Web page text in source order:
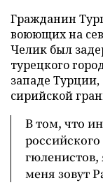
Гражданин
воюющих на
Челик был
турецкого
западе Турции,
сирийской
В том, что
гюленистов,
меня зовут